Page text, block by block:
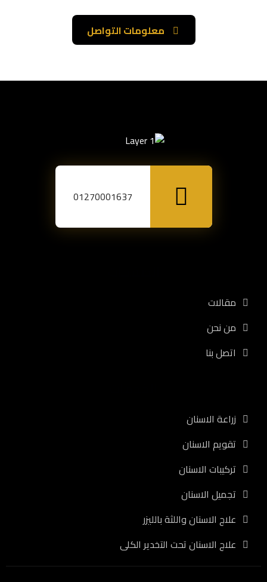
معلومات التواصل
01270001637
مقالات
من نحن
اتصل بنا
زراعة الاسنان
تقويم الاسنان
تركيبات الاسنان
تجميل الاسنان
علاج الاسنان واللثة بالليزر
علاج الاسنان تحت التخدير الكلى